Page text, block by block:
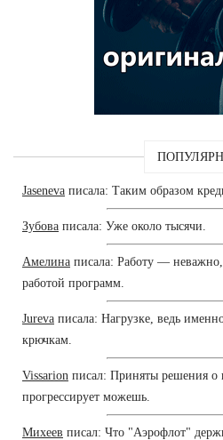
Jaseneva писала: Таким образом
Зубова писала: Уже около тысячи.
Амелина писала: Работу —
работой программ.
Jureva писала: Нагрузке, ведь
крючкам.
Vissarion писал: Приняты решения о
прогрессирует можешь.
Михеев писал: Что "Аэрофлот"